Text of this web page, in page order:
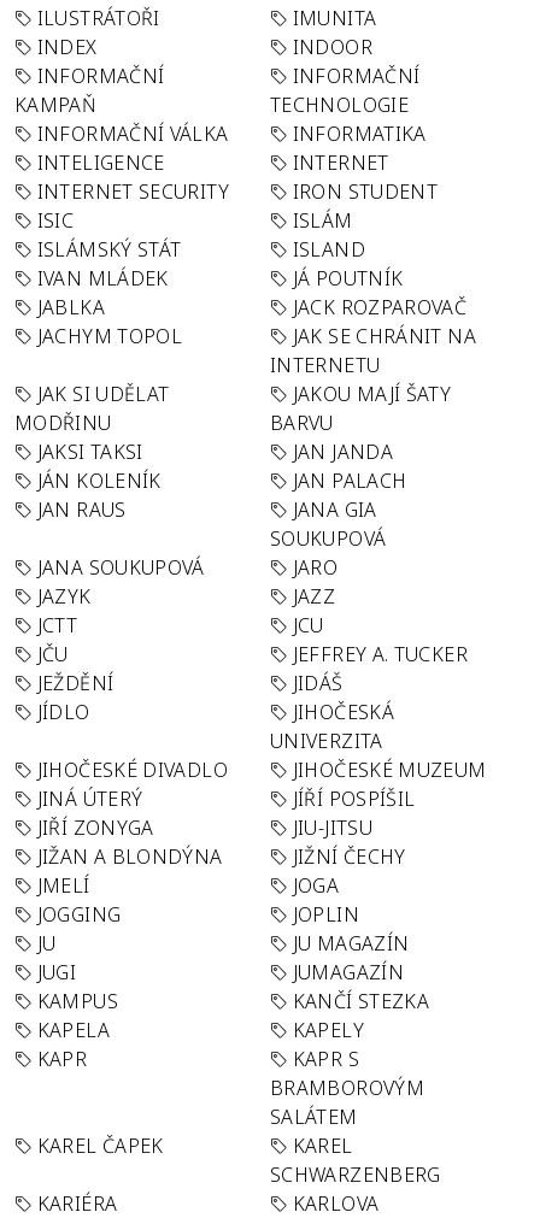
ILUSTRÁTOŘI
IMUNITA
INDEX
INDOOR
INFORMAČNÍ
KAMPAŇ
INFORMAČNÍ
TECHNOLOGIE
INFORMAČNÍ VÁLKA
INFORMATIKA
INTELIGENCE
INTERNET
INTERNET SECURITY
IRON STUDENT
ISIC
ISLÁM
ISLÁMSKÝ STÁT
ISLAND
IVAN MLÁDEK
JÁ POUTNÍK
JABLKA
JACK ROZPAROVAČ
JACHYM TOPOL
JAK SE CHRÁNIT NA
INTERNETU
JAK SI UDĚLAT
MODŘINU
JAKOU MAJÍ ŠATY
BARVU
JAKSI TAKSI
JAN JANDA
JÁN KOLENÍK
JAN PALACH
JAN RAUS
JANA GIA
SOUKUPOVÁ
JANA SOUKUPOVÁ
JARO
JAZYK
JAZZ
JCTT
JCU
JČU
JEFFREY A. TUCKER
JEŽDĚNÍ
JIDÁŠ
JÍDLO
JIHOČESKÁ
UNIVERZITA
JIHOČESKÉ DIVADLO
JIHOČESKÉ MUZEUM
JINÁ ÚTERÝ
JÍŘÍ POSPÍŠIL
JIŘÍ ZONYGA
JIU-JITSU
JIŽAN A BLONDÝNA
JIŽNÍ ČECHY
JMELÍ
JOGA
JOGGING
JOPLIN
JU
JU MAGAZÍN
JUGI
JUMAGAZÍN
KAMPUS
KANČÍ STEZKA
KAPELA
KAPELY
KAPR
KAPR S
BRAMBOROVÝM
SALÁTEM
KAREL ČAPEK
KAREL
SCHWARZENBERG
KARIÉRA
KARLOVA